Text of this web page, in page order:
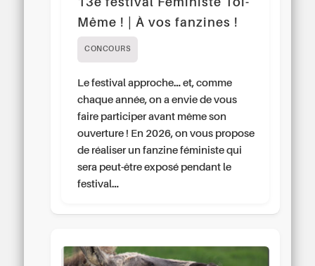
13e festival Féministe Toi-
Même ! | À vos fanzines !
CONCOURS
Le festival approche… et, comme
chaque année, on a envie de vous
faire participer avant même son
ouverture ! En 2026, on vous propose
de réaliser un fanzine féministe qui
sera peut-être exposé pendant le
festival…